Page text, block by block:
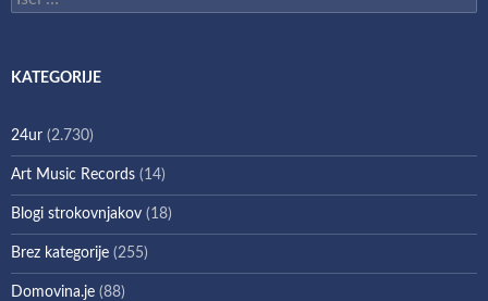
KATEGORIJE
24ur (2.730)
Art Music Records (14)
Blogi strokovnjakov (18)
Brez kategorije (255)
Domovina.je (88)